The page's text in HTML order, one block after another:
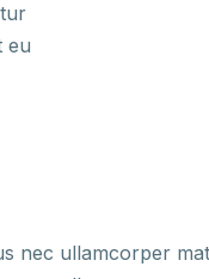
eu
nec ullamcorper